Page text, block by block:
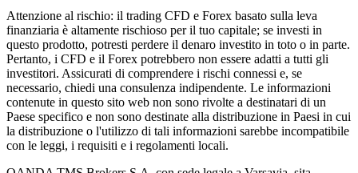
Attenzione al rischio: il trading CFD e Forex basato sulla leva
finanziaria è altamente rischioso per il tuo capitale; se investi in
questo prodotto, potresti perdere il denaro investito in toto o in parte.
Pertanto, i CFD e il Forex potrebbero non essere adatti a tutti gli
investitori. Assicurati di comprendere i rischi connessi e, se
necessario, chiedi una consulenza indipendente. Le informazioni
contenute in questo sito web non sono rivolte a destinatari di un
Paese specifico e non sono destinate alla distribuzione in Paesi in cui
la distribuzione o l'utilizzo di tali informazioni sarebbe incompatibile
con le leggi, i requisiti e i regolamenti locali.